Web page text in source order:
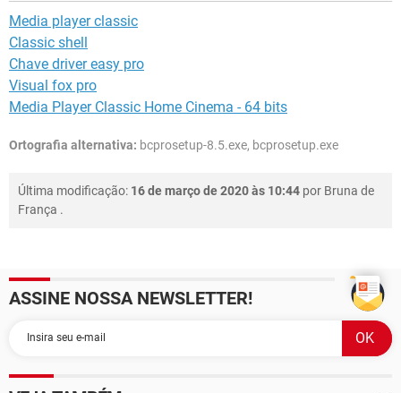
Media player classic
Classic shell
Chave driver easy pro
Visual fox pro
Media Player Classic Home Cinema - 64 bits
Ortografia alternativa: bcprosetup-8.5.exe, bcprosetup.exe
Última modificação: 16 de março de 2020 às 10:44 por Bruna de
França .
ASSINE NOSSA NEWSLETTER!